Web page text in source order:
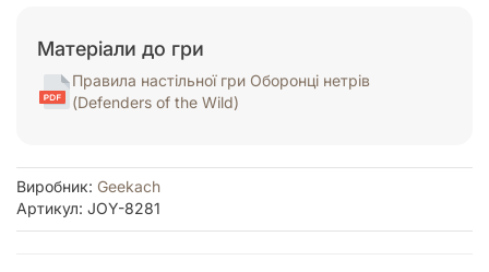
Матеріали до гри
Правила настільної гри Оборонці нетрів
(Defenders of the Wild)
Виробник: Geekach
Артикул: JOY-8281